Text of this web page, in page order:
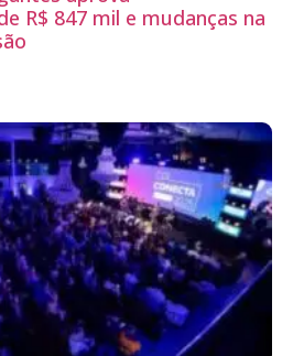
R$ 847 mil e mudanças na